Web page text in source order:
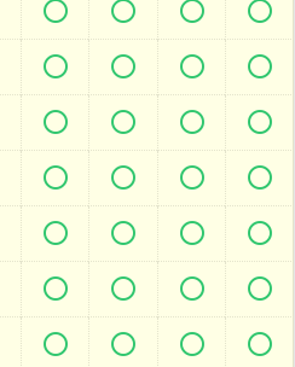
   
   
   
   
   
   
   